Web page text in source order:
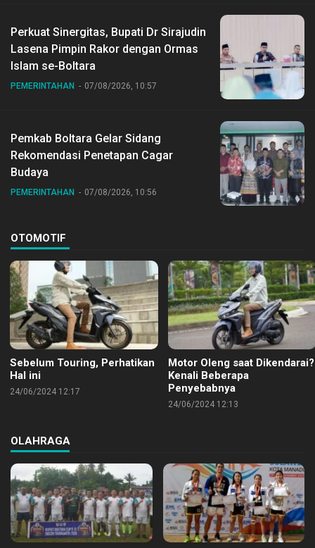
Perkuat Sinergitas, Bupati Dr Sirajudin
Lasena Pimpin Rakor dengan Ormas
Islam se-Boltara
PEMERINTAHAN 07/08/2026, 10:57
Pemkab Boltara Gelar Sidang
Rekomendasi Penetapan Cagar
Budaya
PEMERINTAHAN 07/08/2026, 10:56
OTOMOTIF
Sebelum Touring, Perhatikan
Hal ini
24/06/2024 12:17
Motor Oleng saat Dikendarai?
Kenali Beberapa
Penyebabnya
24/06/2024 12:13
OLAHRAGA